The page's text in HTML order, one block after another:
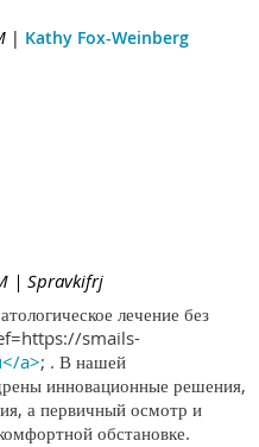
| Kathy Fox-Weinberg
| Spravkifrj
лечение без
smails-
a>; . В нашей
инновационные решения,
а первичный осмотр и
обстановке.